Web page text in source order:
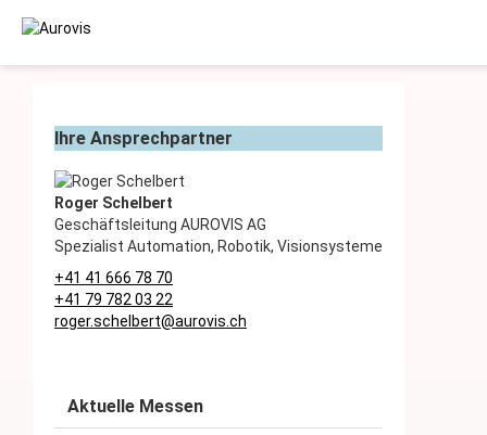
AUTOMATION
ROBOTICS
ROBOTIK UND POSITIONIERSYSTEME
Ihre Ansprechpartner
Roger Schelbert
Geschäftsleitung AUROVIS AG
Spezialist Automation, Robotik, Visionsysteme
+41 41 666 78 70
+41 79 782 03 22
roger.schelbert@aurovis.ch
Aktuelle Messen